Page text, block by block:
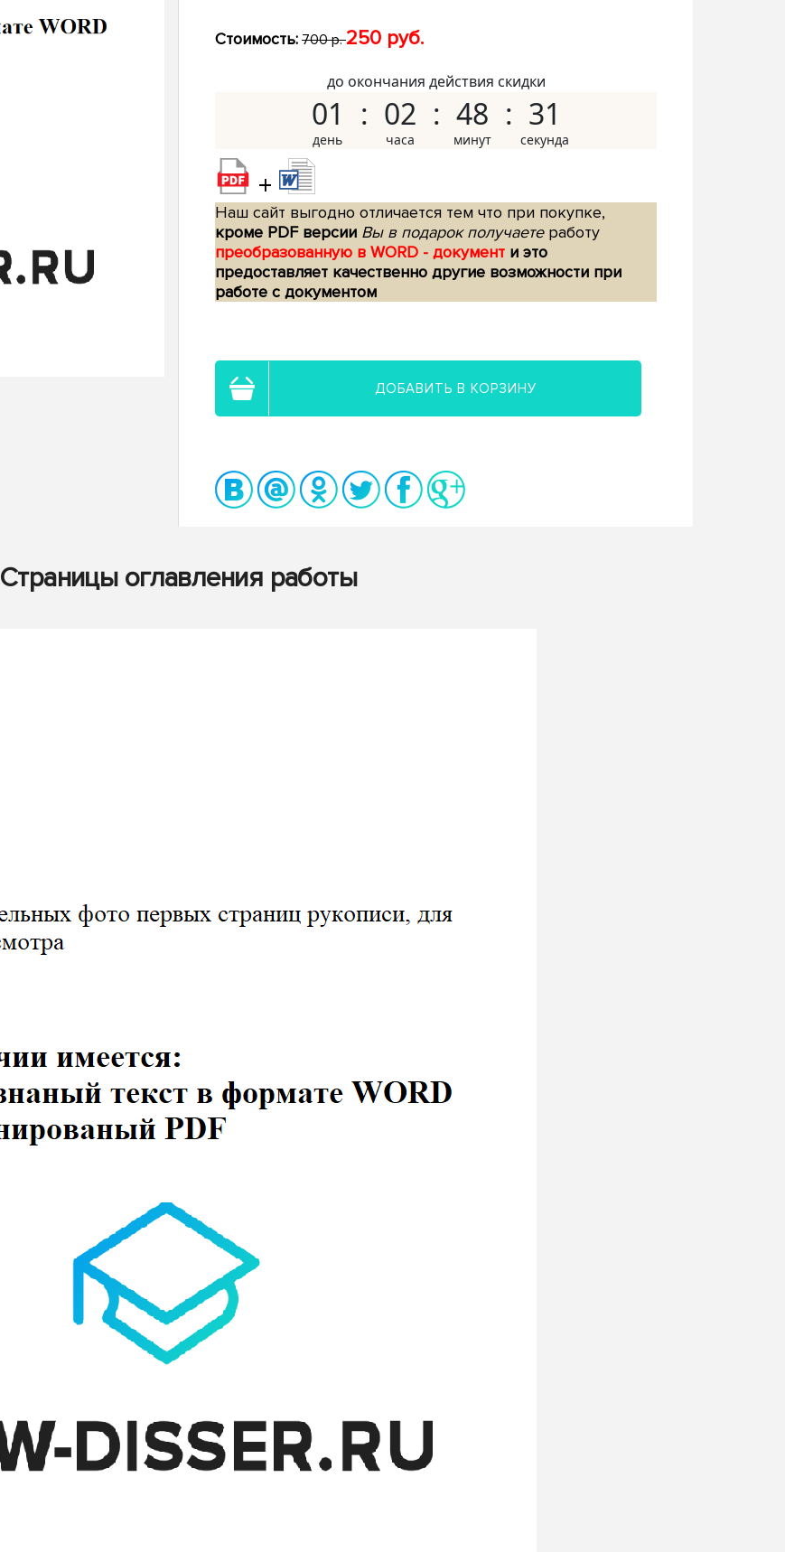
Стоимость: 700 р.250 руб.
до окончания действия скидки
01 02 48 30
+
Наш сайт выгодно отличается тем что при покупке,
кроме PDF версии Вы в подарок получаетеработу
преобразованную в WORD - документ и это
предоставляет качественно другие возможности при
работе с документом
ДОБАВИТЬ В КОРЗИНУ
Страницы оглавления работы